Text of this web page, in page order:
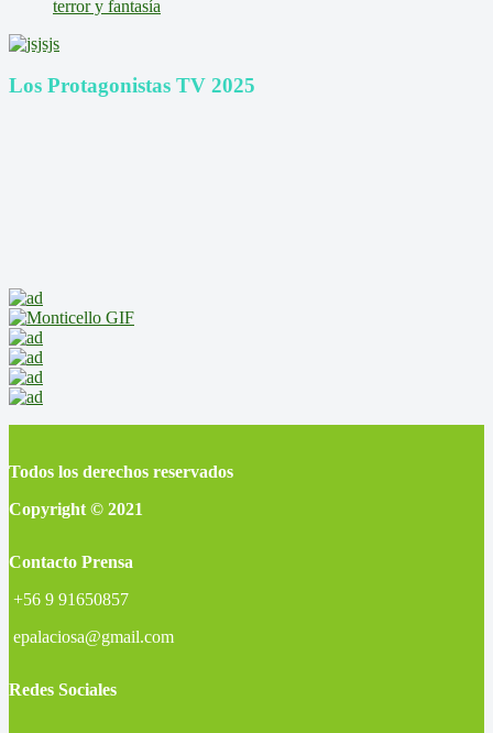
terror y fantasía
Los Protagonistas TV 2025
Todos los derechos reservados
Copyright © 2021
Contacto Prensa
+56 9 91650857
epalaciosa@gmail.com
Redes Sociales